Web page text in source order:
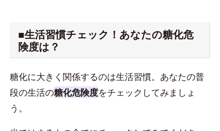
■生活習慣チェック！あなたの糖化危
険度は？
糖化に大きく関係するのは生活習慣。あなたの普
段の生活の糖化危険度をチェックしてみましょ
う。